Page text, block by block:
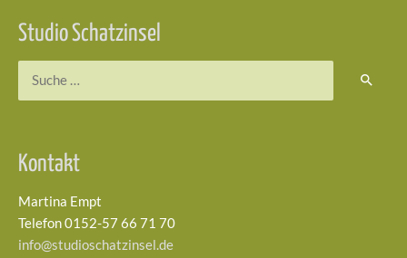
Studio Schatzinsel
Kontakt
Martina Empt
Telefon 0152-57 66 71 70
info@studioschatzinsel.de